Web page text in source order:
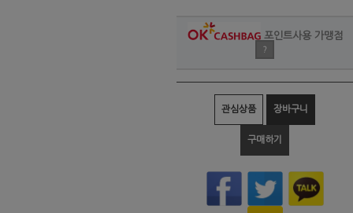
포인트사용 가맹점
?
관심상품 장바구니
구매하기